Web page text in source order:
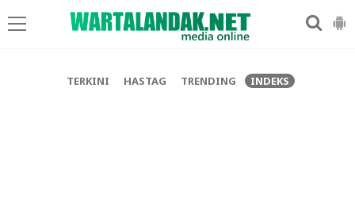
TERKINI HASTAG TRENDING INDEKS